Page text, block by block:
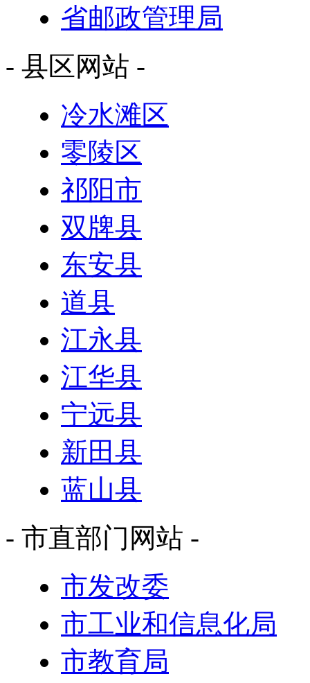
省邮政管理局
- 县区网站 -
冷水滩区
零陵区
祁阳市
双牌县
东安县
道县
江永县
江华县
宁远县
新田县
蓝山县
- 市直部门网站 -
市发改委
市工业和信息化局
市教育局